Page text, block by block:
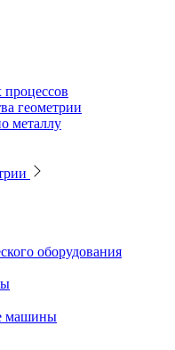
геометрии
металлу